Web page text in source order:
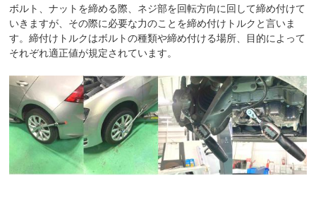
ボルト、ナットを締める際、ネジ部を回転方向に回して締め付けて
いきますが、その際に必要な力のことを締め付けトルクと言いま
す。締付けトルクはボルトの種類や締め付ける場所、目的によって
それぞれ適正値が規定されています。